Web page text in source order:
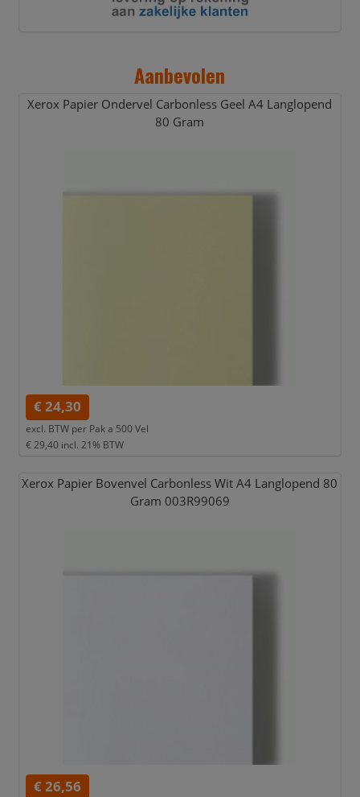
Aanbevolen
Xerox Papier Ondervel Carbonless Geel A4 Langlopend
80 Gram
€ 24,30
excl. BTW per Pak a 500 Vel
€ 29,40 incl. 21% BTW
Xerox Papier Bovenvel Carbonless Wit A4 Langlopend 80
Gram 003R99069
€ 26,56